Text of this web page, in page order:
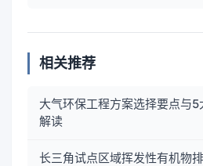
相关推荐
大气环保工程方案选择要点与
解读
长三角试点区域挥发性有机物